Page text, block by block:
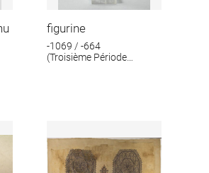
figurine
-1069 / -664
(Troisième Période